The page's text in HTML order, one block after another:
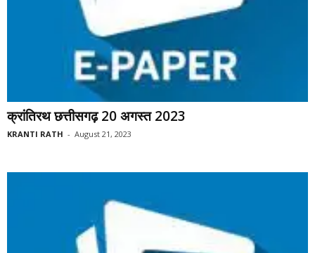
क्रांतिरथ छत्तीसगढ़ 20 अगस्त 2023
KRANTI RATH - August 21, 2023